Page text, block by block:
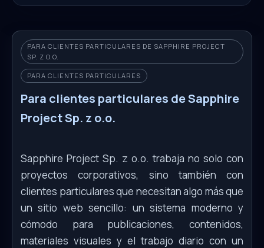
PARA CLIENTES PARTICULARES DE SAPPHIRE PROJECT
SP. Z O.O.
PARA CLIENTES PARTICULARES
Para clientes particulares de Sapphire
Project Sp. z o.o.
Sapphire Project Sp. z o.o. trabaja no solo con
proyectos corporativos, sino también con
clientes particulares que necesitan algo más que
un sitio web sencillo: un sistema moderno y
cómodo para publicaciones, contenidos,
materiales visuales y el trabajo diario con un